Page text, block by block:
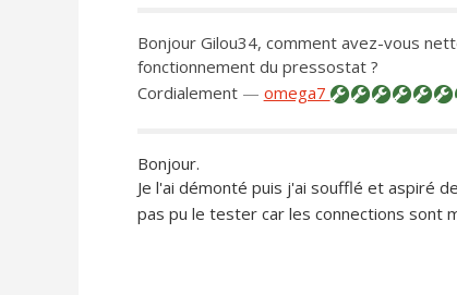
Bonjour Gilou34, comment avez-vous
fonctionnement du pressostat ?
Cordialement — omega7
Bonjour.
Je l'ai démonté puis j'ai soufflé et aspiré
pas pu le tester car les connections sont